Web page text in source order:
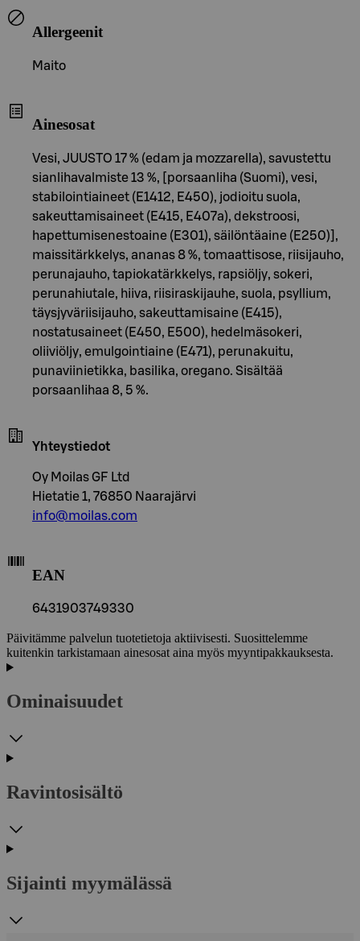
Allergeenit
Maito
Ainesosat
Vesi, JUUSTO 17 % (edam ja mozzarella), savustettu
sianlihavalmiste 13 %, [porsaanliha (Suomi), vesi,
stabilointiaineet (E1412, E450), jodioitu suola,
sakeuttamisaineet (E415, E407a), dekstroosi,
hapettumisenestoaine (E301), säilöntäaine (E250)],
maissitärkkelys, ananas 8 %, tomaattisose, riisijauho,
perunajauho, tapiokatärkkelys, rapsiöljy, sokeri,
perunahiutale, hiiva, riisiraskijauhe, suola, psyllium,
täysjyväriisijauho, sakeuttamisaine (E415),
nostatusaineet (E450, E500), hedelmäsokeri,
oliiviöljy, emulgointiaine (E471), perunakuitu,
punaviinietikka, basilika, oregano. Sisältää
porsaanlihaa 8, 5 %.
Yhteystiedot
Oy Moilas GF Ltd
Hietatie 1, 76850 Naarajärvi
info@moilas.com
EAN
6431903749330
Päivitämme palvelun tuotetietoja aktiivisesti. Suosittelemme
kuitenkin tarkistamaan ainesosat aina myös myyntipakkauksesta.
Ominaisuudet
Ravintosisältö
Sijainti myymälässä